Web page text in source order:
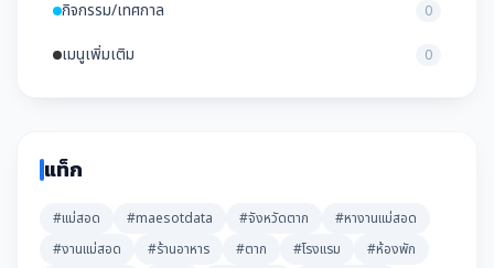
กิจกรรม/เทศกาล 0
เมนูเพิ่มเติม 0
แท็ก
#แม่สอด #maesotdata #จังหวัดตาก
#หางานแม่สอด
#งานแม่สอด
#ร้านอาหาร #ตาก #โรงแรม
#ห้องพัก